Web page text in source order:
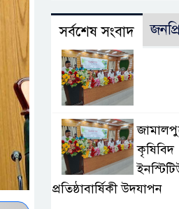
সর্বশেষ সংবাদ
কৃষিবিদ
প্রতিষ্ঠাবার্ষিকী উদযাপন